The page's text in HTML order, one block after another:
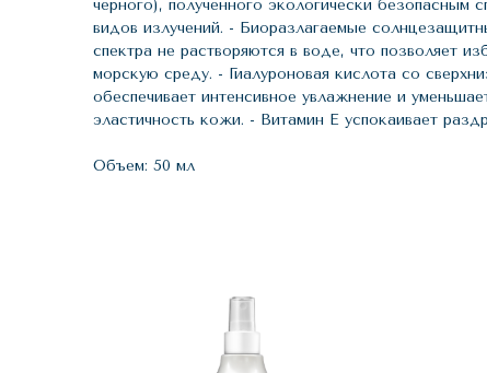
черного), полученного экологически безопасным
видов излучений. - Биоразлагаемые
спектра не растворяются в воде, что позволяет
морскую среду. - Гиалуроновая кислота со
обеспечивает интенсивное увлажнение и
эластичность кожи. - Витамин Е успокаивает
Объем: 50 мл